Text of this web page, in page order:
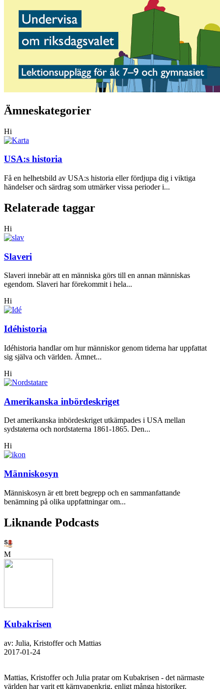
Ämneskategorier
Hi
USA:s historia
Få en helhetsbild av USA:s historia eller fördjupa dig i viktiga
händelser och särdrag som utmärker vissa perioder i...
Relaterade taggar
Hi
Slaveri
Slaveri innebär att en människa görs till en annan människas
egendom. Slaveri har förekommit i hela...
Hi
Idéhistoria
Idéhistoria handlar om hur människor genom tiderna har uppfattat
sig själva och världen. Ämnet...
Hi
Amerikanska inbördeskriget
Det amerikanska inbördeskriget utkämpades i USA mellan
sydstaterna och nordstaterna 1861-1865. Den...
Hi
Människosyn
Människosyn är ett brett begrepp och en sammanfattande
benämning på olika uppfattningar om...
Liknande Podcasts
M
Kubakrisen
av: Julia, Kristoffer och Mattias
2017-01-24
Mattias, Kristoffer och Julia pratar om Kubakrisen - det närmaste
världen har varit ett kärnvapenkrig, enligt många historiker.